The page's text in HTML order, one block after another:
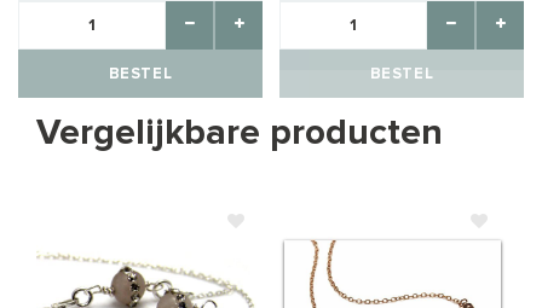
BESTEL BESTEL
Vergelijkbare producten